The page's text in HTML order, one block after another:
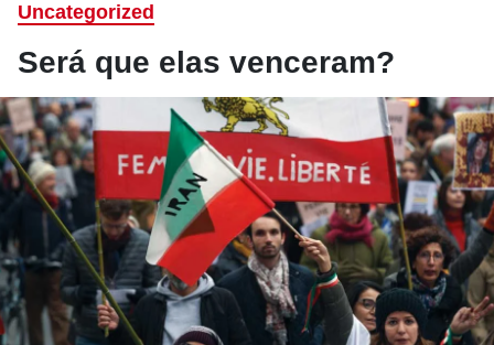
Uncategorized
Será que elas venceram?